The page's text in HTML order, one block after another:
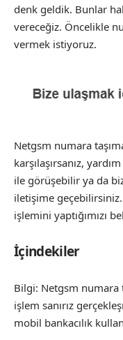
denk geldik. Bunlar
vereceğiz. Öncelikle
vermek istiyoruz.
Netgsm numara
karşılaşırsanız,
ile görüşebilir ya da
iletişime
işlemini yaptığımızı
İçindekiler
Bilgi: Netgsm numara
işlem sanırız
mobil bankacılık